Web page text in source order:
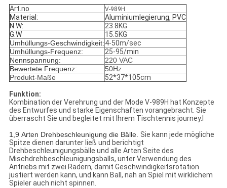
Art.no V-989H
Material:
Aluminiumlegierung, PVC
N.W:
23.8KG
G.W
15.5KG
Umhüllungs-Geschwindigkeit:4-50m/sec
Umhüllungs-Frequenz:
25-95/min
Nennspannung:
220 VAC
Bewertete Frequenz:
50Hz
Produkt-Maße
52*37*105cm
Funktion:
Kombination der Verehrung und der Mode V-989H hat Konzepte
des Entwurfes und starke Eigenschaften vorangebracht. Sie
überrascht Sie und begleitet mit Ihrem Tischtennis journey.l
1,9 Arten Drehbeschleunigung die Bälle. Sie kann jede mögliche
Spitze dienen darunter ließ und berichtigt
Drehbeschleunigungsbälle und alle Arten Seite des
Mischdrehbeschleunigungsballs, unter Verwendung des
Antriebs mit zwei Rädern, damit Geschwindigkeitsrotation
justiert werden kann, und kann Ball, nah an Spiel mit wirklichem
Spieler auch nicht spinnen.